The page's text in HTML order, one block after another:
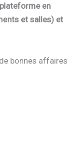
en
et salles) et
bonnes affaires